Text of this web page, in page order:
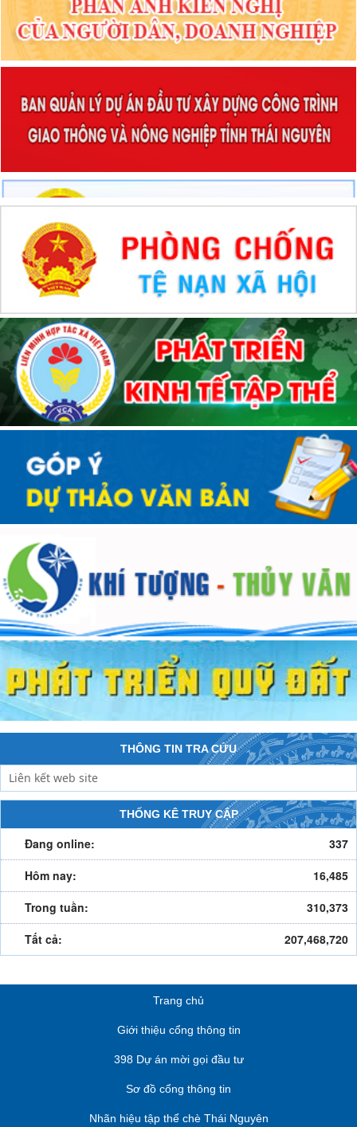
THÔNG TIN TRA CỨU
THỐNG KÊ TRUY CẬP
Đang online:
337
Hôm nay:
16,485
Trong tuần:
310,373
Tất cả:
207,468,720
Trang chủ
Giới thiệu cổng thông tin
398 Dự án mời gọi đầu tư
Sơ đồ cổng thông tin
Nhãn hiệu tập thể chè Thái Nguyên